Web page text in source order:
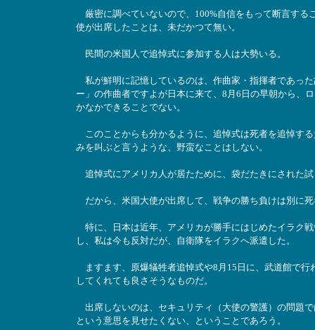
厳密に調べていないので、100%自信をもって断言する
使が出席したことは、未だかつて無い。
民間の米国人で追悼式に参加する人は大勢いる。
私が鮮明に記憶しているのは、作曲家・指揮者であっ
ー」の作曲者ですよが日本に来て、8月6日の早朝から、
かなかできることでない。
このことからも分かるように、追悼式は死者を追悼す
みを叫ぶと言うような、野蛮なことはしない。
追悼式にアメリカ人が居たために、袋だたきにされた
だから、米国大使が出席して、戦争の勝ち負けは別に
特に、日本は近年、アメリカが勝手にはじめたイラク
し、私は今も反対だが、自衛隊をイラクへ派遣した。
ますます、原爆犠牲者追悼式や8月15日に、武道館で行
してくれても良さそうなものだ。
出席しないのは、セキュリティ（大使の警護）の問題
という意思を見せたくない、ということであろう。